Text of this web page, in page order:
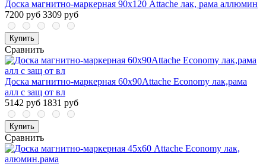
Доска магнитно-маркерная 90х120 Attache лак, рама аллюмин
7200 руб 3309 руб
Купить
Сравнить
Доска магнитно-маркерная 60х90Attache Economy лак,рама
алл с защ от вл
5142 руб 1831 руб
Купить
Сравнить